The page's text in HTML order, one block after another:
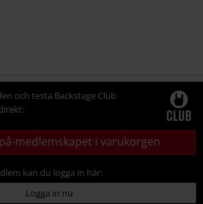
och testa Backstage Club
medlemskapet i varukorgen
kan du logga in här:
Logga in nu